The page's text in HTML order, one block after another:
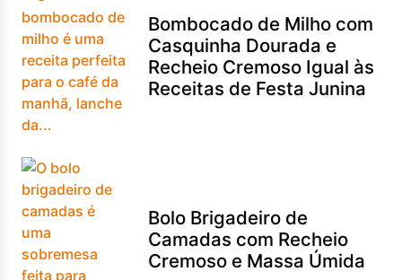
Bombocado de Milho com
Casquinha Dourada e
Recheio Cremoso Igual às
Receitas de Festa Junina
Bolo Brigadeiro de
Camadas com Recheio
Cremoso e Massa Úmida